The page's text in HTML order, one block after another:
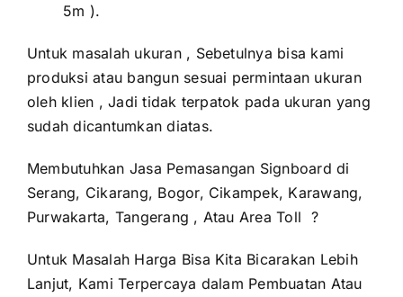
5m ).
Untuk masalah ukuran , Sebetulnya bisa kami
produksi atau bangun sesuai permintaan ukuran
oleh klien , Jadi tidak terpatok pada ukuran yang
sudah dicantumkan diatas.
Membutuhkan Jasa Pemasangan Signboard di
Serang, Cikarang, Bogor, Cikampek, Karawang,
Purwakarta, Tangerang , Atau Area Toll ?
Untuk Masalah Harga Bisa Kita Bicarakan Lebih
Lanjut, Kami Terpercaya dalam Pembuatan Atau